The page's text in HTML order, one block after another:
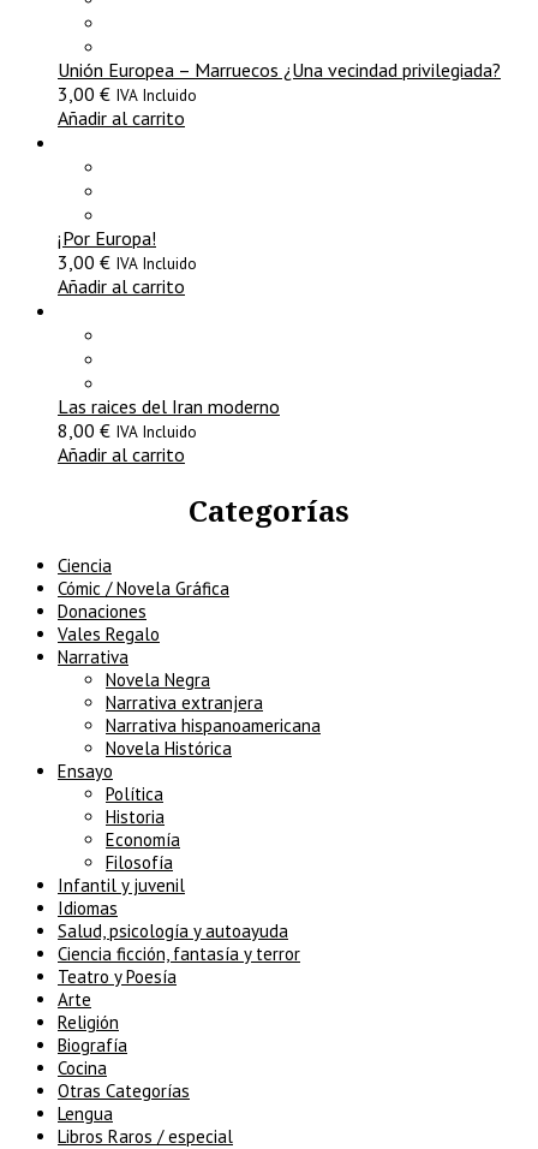
Unión Europea – Marruecos ¿Una vecindad privilegiada?
3,00 € IVA Incluido
Añadir al carrito
¡Por Europa!
3,00 € IVA Incluido
Añadir al carrito
Las raices del Iran moderno
8,00 € IVA Incluido
Añadir al carrito
Categorías
Ciencia
Cómic / Novela Gráfica
Donaciones
Vales Regalo
Narrativa
Novela Negra
Narrativa extranjera
Narrativa hispanoamericana
Novela Histórica
Ensayo
Política
Historia
Economía
Filosofía
Infantil y juvenil
Idiomas
Salud, psicología y autoayuda
Ciencia ficción, fantasía y terror
Teatro y Poesía
Arte
Religión
Biografía
Cocina
Otras Categorías
Lengua
Libros Raros / especial